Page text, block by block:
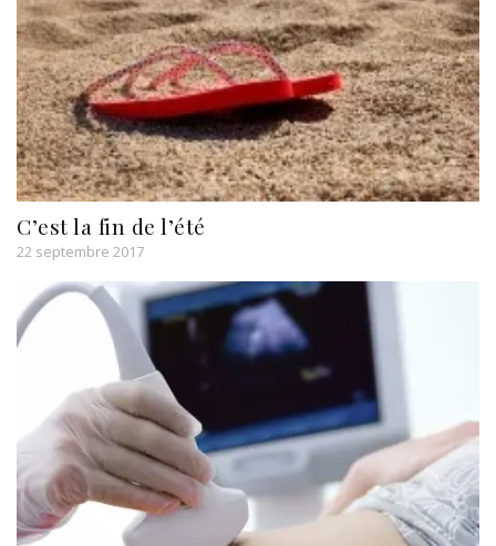
C’est la fin de l’été
22 septembre 2017